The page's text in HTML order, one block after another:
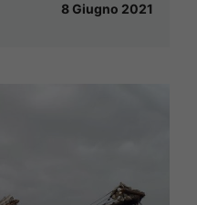
8 Giugno 2021